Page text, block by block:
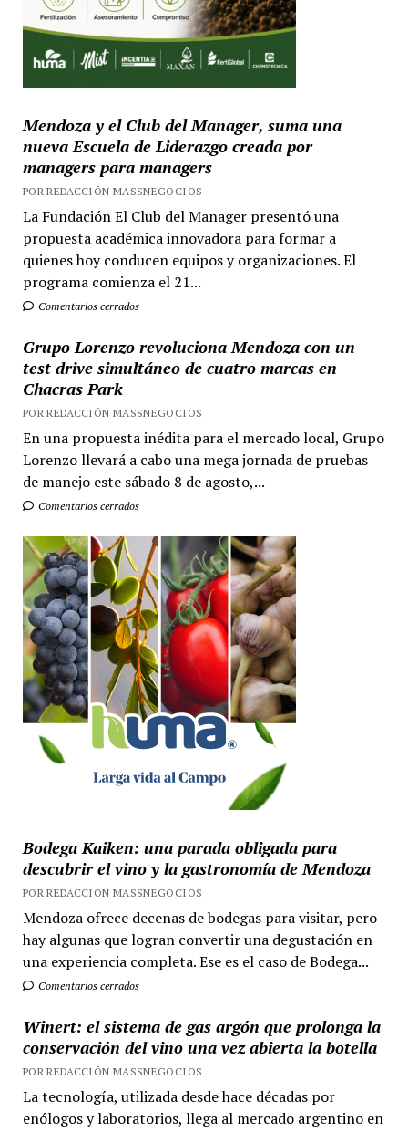
Mendoza y el Club del Manager, suma una
nueva Escuela de Liderazgo creada por
managers para managers
POR REDACCIÓN MASSNEGOCIOS
La Fundación El Club del Manager presentó una
propuesta académica innovadora para formar a
quienes hoy conducen equipos y organizaciones. El
programa comienza el 21...
Comentarios cerrados
Grupo Lorenzo revoluciona Mendoza con un
test drive simultáneo de cuatro marcas en
Chacras Park
POR REDACCIÓN MASSNEGOCIOS
En una propuesta inédita para el mercado local, Grupo
Lorenzo llevará a cabo una mega jornada de pruebas
de manejo este sábado 8 de agosto,...
Comentarios cerrados
Bodega Kaiken: una parada obligada para
descubrir el vino y la gastronomía de Mendoza
POR REDACCIÓN MASSNEGOCIOS
Mendoza ofrece decenas de bodegas para visitar, pero
hay algunas que logran convertir una degustación en
una experiencia completa. Ese es el caso de Bodega...
Comentarios cerrados
Winert: el sistema de gas argón que prolonga la
conservación del vino una vez abierta la botella
POR REDACCIÓN MASSNEGOCIOS
La tecnología, utilizada desde hace décadas por
enólogos y laboratorios, llega al mercado argentino en